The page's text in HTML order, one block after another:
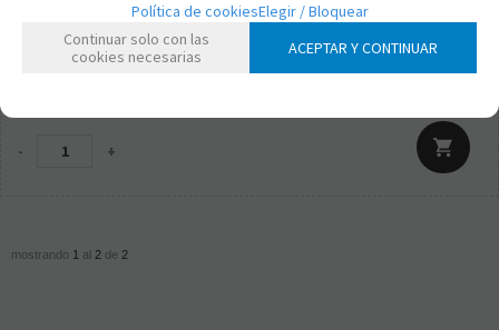
FUNKO POP! NAPOLEON DYNAMITE - KIP
13,95€
- +
mostrando 1 al 2 de 2
Política de cookiesElegir / Bloquear
Continuar solo con las
cookies necesarias
ACEPTAR Y CONTINUAR